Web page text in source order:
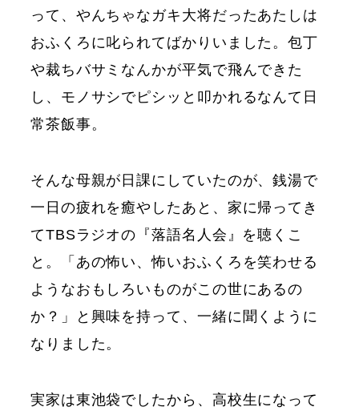
って、やんちゃなガキ大将だったあたしは
おふくろに叱られてばかりいました。包丁
や裁ちバサミなんかが平気で飛んできた
し、モノサシでピシッと叩かれるなんて日
常茶飯事。
そんな母親が日課にしていたのが、銭湯で
一日の疲れを癒やしたあと、家に帰ってき
てTBSラジオの『落語名人会』を聴くこ
と。「あの怖い、怖いおふくろを笑わせる
ようなおもしろいものがこの世にあるの
か？」と興味を持って、一緒に聞くように
なりました。
実家は東池袋でしたから、高校生になって